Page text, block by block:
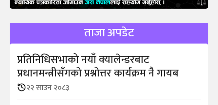
ताजा अपडेट
प्रतिनिधिसभाको नयाँ क्यालेन्डरबाट
प्रधानमन्त्रीसँगको प्रश्नोत्तर कार्यक्रम नै गायब
२२ साउन २०८३